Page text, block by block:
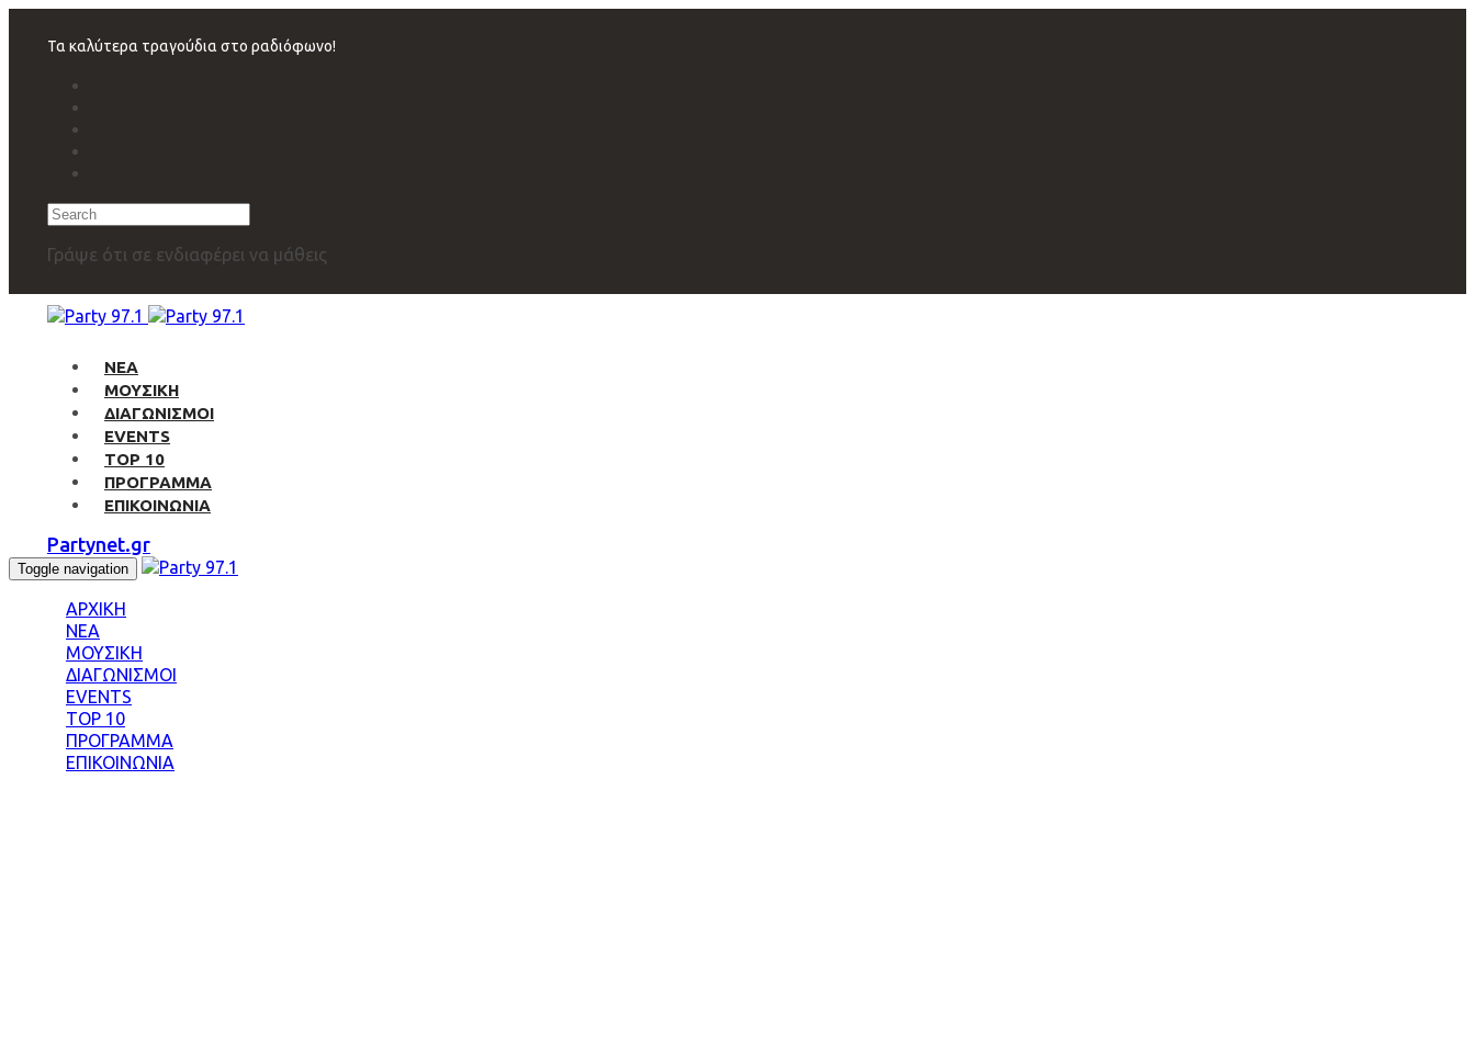
navigation
Τα καλύτερα τραγούδια στο ραδιόφωνο!
Search
Γράψε ότι σε ενδιαφέρει να μάθεις
ΝΕΑ
ΜΟΥΣΙΚΗ
ΔΙΑΓΩΝΙΣΜΟΙ
EVENTS
TOP 10
ΠΡΟΓΡΑΜΜΑ
ΕΠΙΚΟΙΝΩΝΙΑ
Partynet.gr
Toggle navigation
ΑΡΧΙΚΗ
ΝΕΑ
ΜΟΥΣΙΚΗ
ΔΙΑΓΩΝΙΣΜΟΙ
EVENTS
TOP 10
ΠΡΟΓΡΑΜΜΑ
ΕΠΙΚΟΙΝΩΝΙΑ